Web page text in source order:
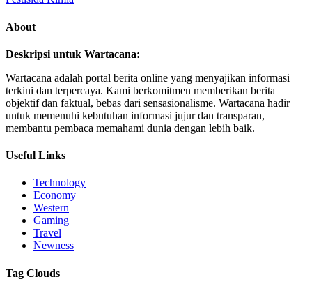
About
Deskripsi untuk Wartacana:
Wartacana adalah portal berita online yang menyajikan informasi
terkini dan terpercaya. Kami berkomitmen memberikan berita
objektif dan faktual, bebas dari sensasionalisme. Wartacana hadir
untuk memenuhi kebutuhan informasi jujur dan transparan,
membantu pembaca memahami dunia dengan lebih baik.
Useful Links
Technology
Economy
Western
Gaming
Travel
Newness
Tag Clouds